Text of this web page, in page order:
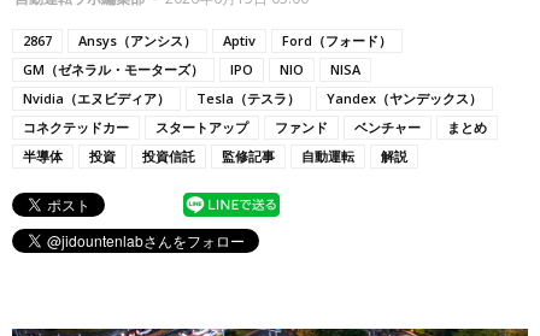
2867 Ansys（アンシス） Aptiv
Ford（フォード）
GM（ゼネラル・モーターズ）
IPO NIO
NISA
Nvidia（エヌビディア）
Tesla（テスラ）
Yandex（ヤンデックス）
コネクテッドカー
スタートアップ ファンド ベンチャー
まとめ
半導体
投資 投資信託 監修記事 自動運転 解説